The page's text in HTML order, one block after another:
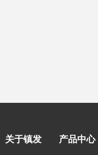
关于镇发 产品中心